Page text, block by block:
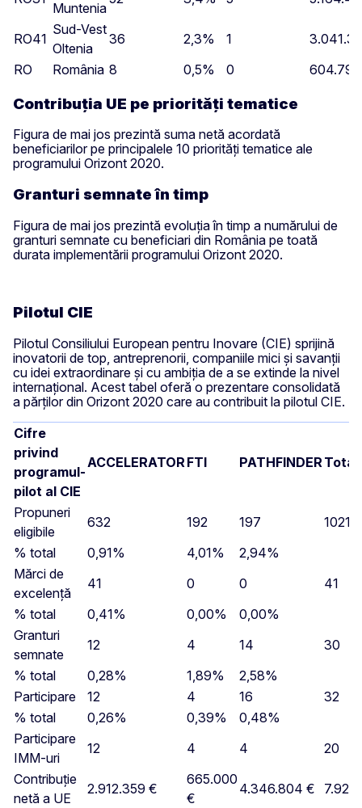
Muntenia
RO41
Sud-Vest
Oltenia
36 2,3% 1
RO
România 8 0,5% 0
Contribuția UE pe priorități tematice
Figura de mai jos prezintă suma netă acordată
beneficiarilor pe principalele 10 priorități tematice ale
programului Orizont 2020.
Granturi semnate în timp
Figura de mai jos prezintă evoluția în timp a numărului de
granturi semnate cu beneficiari din România pe toată
durata implementării programului Orizont 2020.
Pilotul CIE
Pilotul Consiliului European pentru Inovare (CIE) sprijină
inovatorii de top, antreprenorii, companiile mici și savanții
cu idei extraordinare și cu ambiția de a se extinde la nivel
internațional. Acest tabel oferă o prezentare consolidată
a părților din Orizont 2020 care au contribuit la pilotul CIE.
Cifre
privind
programul-
pilot al CIE
ACCELERATORFTI PATHFINDERTotal
Propuneri
eligibile
632 192 197
1021
% total
0,91% 4,01%
2,94%
Mărci de
excelență
41 0 0
41
% total
0,41% 0,00%
0,00%
Granturi
semnate
12 4 14
30
% total
0,28% 1,89%
2,58%
Participare
12 4 16
32
% total
0,26% 0,39%
0,48%
Participare
IMM-uri
12 4 4
20
Contribuție
netă a UE
2.912.359 €
665.000
€
4.346.804 €